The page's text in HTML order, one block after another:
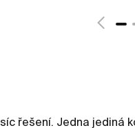
řešení. Jedna jediná